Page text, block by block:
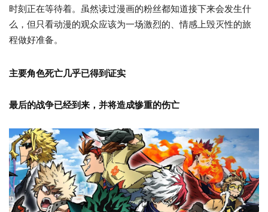
时刻正在等待着。虽然读过漫画的粉丝都知道接下来会发生什
么，但只看动漫的观众应该为一场激烈的、情感上毁灭性的旅
程做好准备。
主要角色死亡几乎已得到证实
最后的战争已经到来，并将造成惨重的伤亡